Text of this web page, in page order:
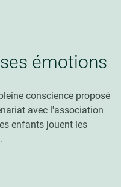
émotions
conscience proposé
avec l'association
enfants jouent les